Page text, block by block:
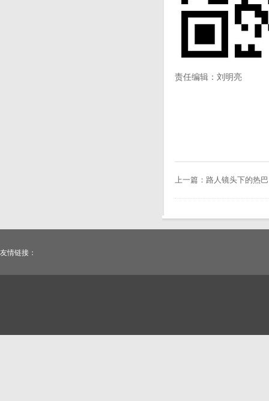
责任编辑：刘明亮
上一篇： 路人镜头下的热巴
友情链接：